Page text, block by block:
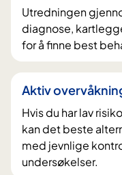
Utredningen
diagnose,
for å finne best
Aktiv
Hvis du har lav
kan det beste
med jevnlige
undersøkelser.